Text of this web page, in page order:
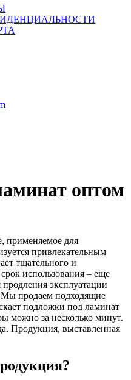
оптом
применяемое для
привлекательным
тщательного и
использования – еще
эксплуатации
Мы продаем подходящие
подложки под ламинат
можно за несколько минут.
Продукция, выставленная